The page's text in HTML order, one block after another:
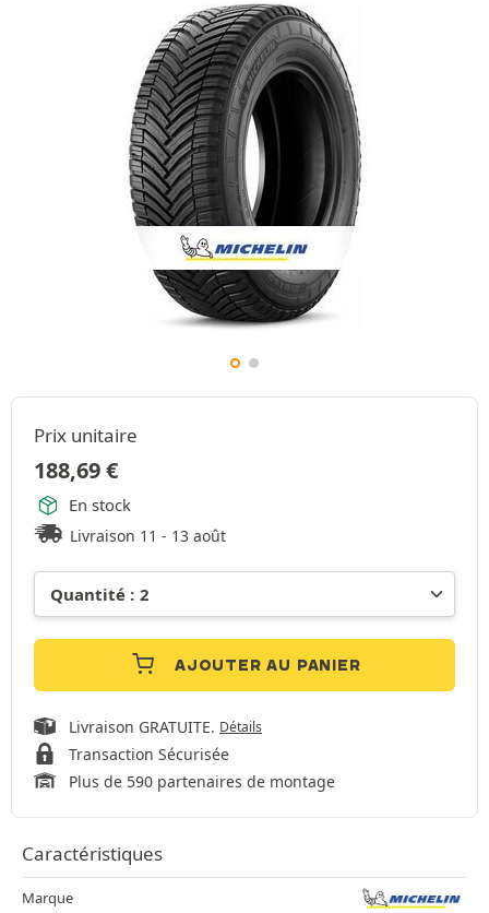
Prix unitaire
188,69€
En stock
Livraison 11 - 13 août
AJOUTER AU PANIER
Livraison GRATUITE. Détails
Transaction Sécurisée
Plus de 590 partenaires de montage
Caractéristiques
Marque